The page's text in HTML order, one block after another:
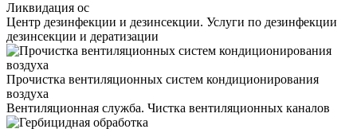
Ликвидация ос
Центр дезинфекции и дезинсекции. Услуги по дезинфекции
дезинсекции и дератизации
Прочистка вентиляционных систем кондиционирования
воздуха
Вентиляционная служба. Чистка вентиляционных каналов